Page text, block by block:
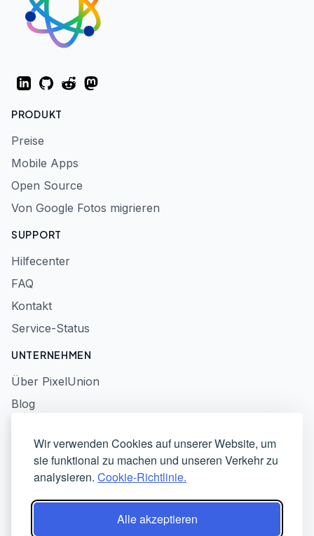
Wir verwenden Cookies auf unserer Website, um
sie funktional zu machen und unseren Verkehr zu
analysieren. Cookie-Richtlinie.
Alle akzeptieren
LinkedInGitHubRedditMastodon
PRODUKT
Preise
Mobile Apps
Open Source
Von Google Fotos migrieren
SUPPORT
Hilfecenter
FAQ
Kontakt
Service-Status
UNTERNEHMEN
Über PixelUnion
Blog
Datenschutzerklärung
Nutzungsbedingungen